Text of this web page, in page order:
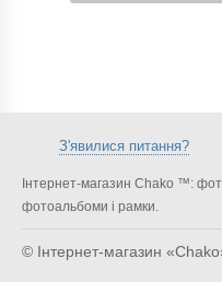
З'явилися питання?
Інтернет-магазин Chako ™:
фотоальбоми і рамки.
© Інтернет-магазин